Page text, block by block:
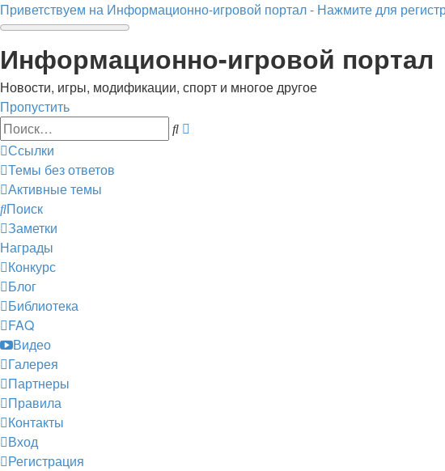
Приветствуем на Информационно-игровой портал - Нажмите для
Информационно-игровой портал
Новости, игры, модификации, спорт и многое другое
Пропустить
Поиск
Ссылки
Темы без ответов
Активные темы
Поиск
Заметки
Награды
Конкурс
Блог
Библиотека
FAQ
Видео
Галерея
Партнеры
Правила
Контакты
Вход
Регистрация